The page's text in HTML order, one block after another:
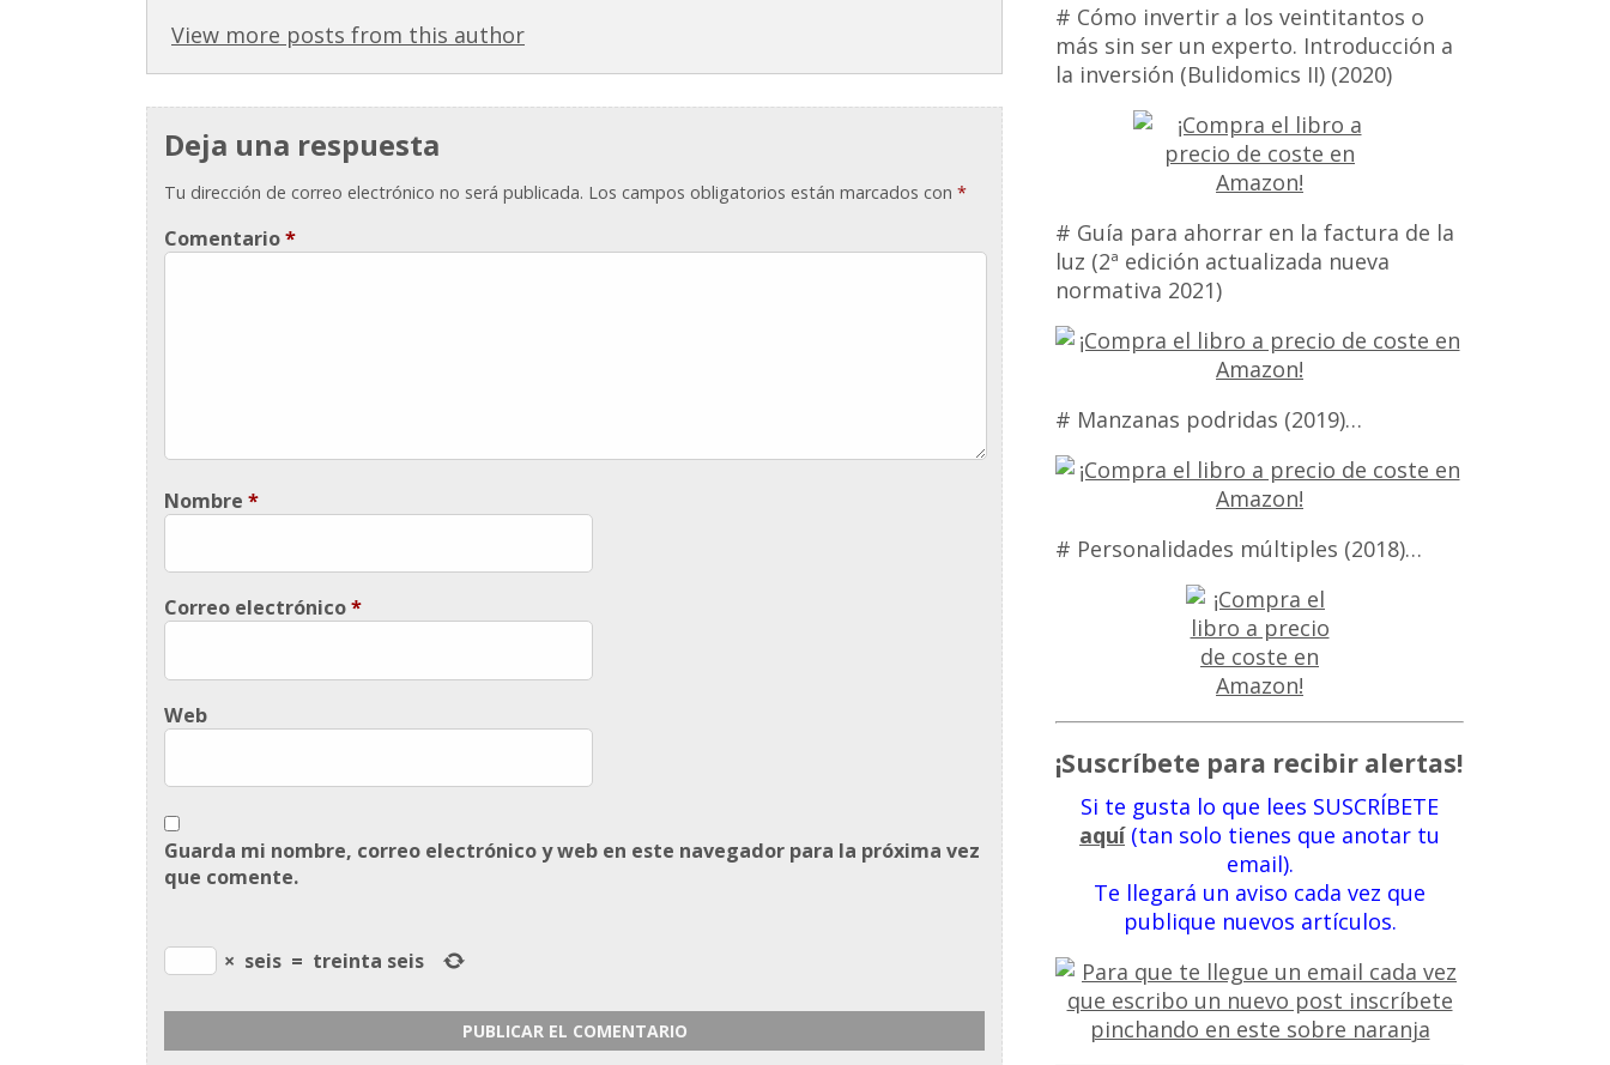
View more posts from this author
Deja una respuesta
Tu dirección de correo electrónico no será publicada. Los campos obligatorios están marcados con*
Comentario*
Nombre*
Correo electrónico*
Web
Guarda mi nombre, correo electrónico y web en este navegador para la próxima vez
que comente.
× seis = treinta seis
# Cómo invertir a los veintitantos o
más sin ser un experto. Introducción a
la inversión (Bulidomics II) (2020)
# Guía para ahorrar en la factura de la
luz (2ª edición actualizada nueva
normativa 2021)
# Manzanas podridas (2019)…
# Personalidades múltiples (2018)…
¡Suscríbete para recibir alertas!
Si te gusta lo que lees SUSCRÍBETE
aquí(tan solo tienes que anotar tu
email).
Te llegará un aviso cada vez que
publique nuevos artículos.